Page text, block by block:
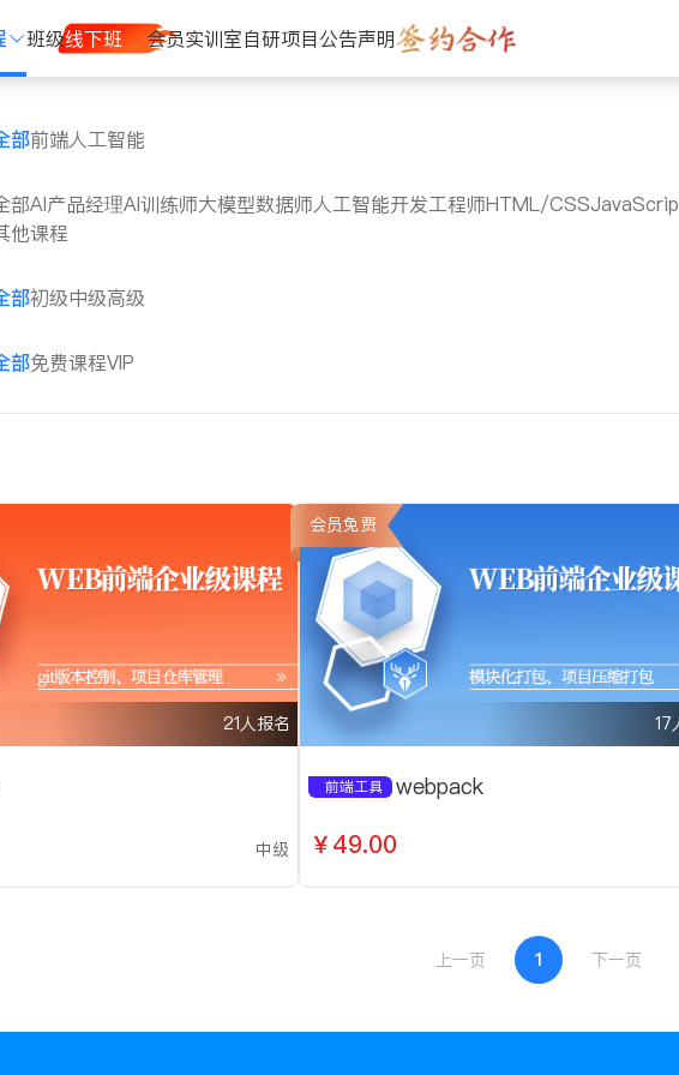
班级线下班 会员实训室自研项目公告声明
部前端人工智能
部AI产品经理AI训练师大模型数据师 人工智能开发工程师HTML/CSS
他课程
部初级中级高级
部免费课程VIP
21人报名
中级
会员免费
17
前端工具 webpack
￥49.00
上一页 1 下一页